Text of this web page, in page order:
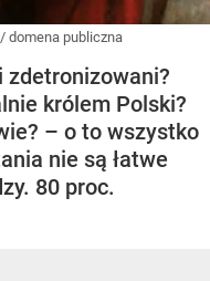
/ domena publiczna
królem Polski?
– o to wszystko
nie są łatwe
80 proc.